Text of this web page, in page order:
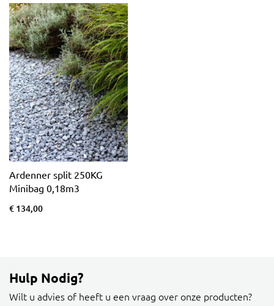
Ardenner split 250KG
Minibag 0,18m3
€ 134,00
Hulp Nodig?
Wilt u advies of heeft u een vraag over onze producten?